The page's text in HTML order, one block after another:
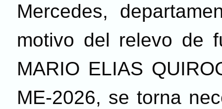
Mercedes,
motivo del relevo de
MARIO ELIAS
ME-2026, se torna